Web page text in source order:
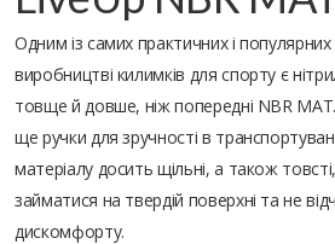
Одним із самих практичних і популярних
виробництві килимків для спорту є
товще й довше, ніж попередні NBR
ще ручки для зручності в
матеріалу досить щільні, а також
займатися на твердій поверхні та не
дискомфорту.